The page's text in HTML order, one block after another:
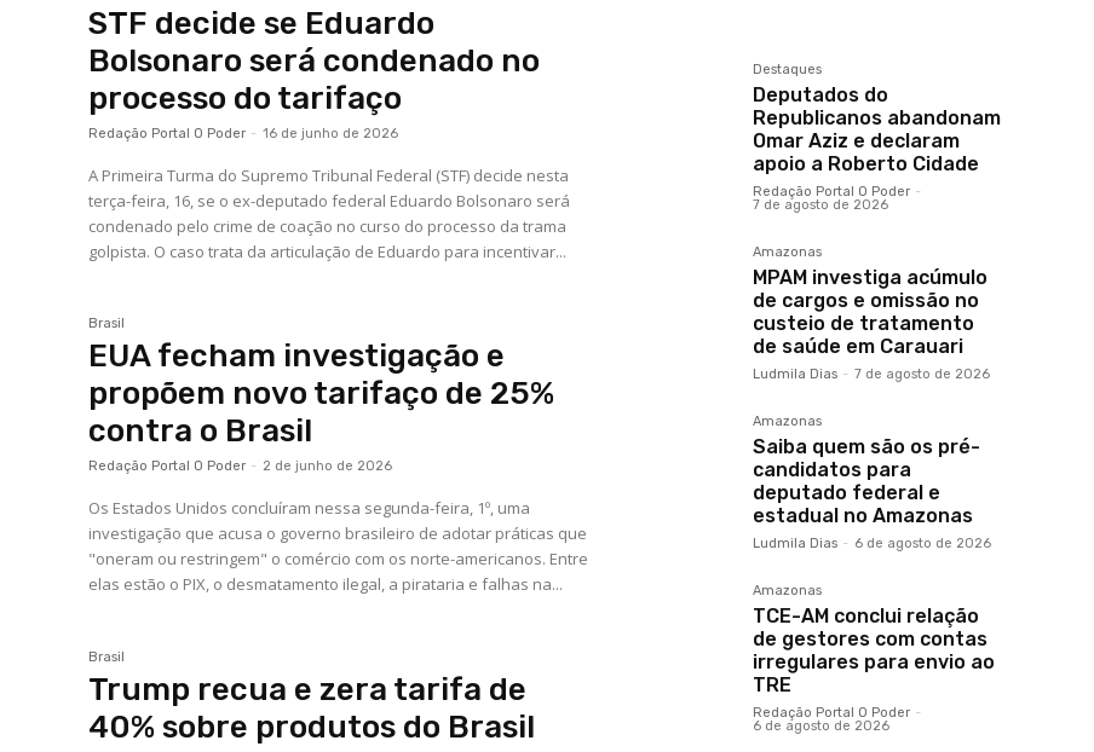
STF decide se Eduardo
Bolsonaro será condenado no
processo do tarifaço
Redação Portal O Poder - 16 de junho de 2026
A Primeira Turma do Supremo Tribunal Federal (STF) decide nesta
terça-feira, 16, se o ex-deputado federal Eduardo Bolsonaro será
condenado pelo crime de coação no curso do processo da trama
golpista. O caso trata da articulação de Eduardo para incentivar...
Brasil
EUA fecham investigação e
propõem novo tarifaço de 25%
contra o Brasil
Redação Portal O Poder - 2 de junho de 2026
Os Estados Unidos concluíram nessa segunda-feira, 1º, uma
investigação que acusa o governo brasileiro de adotar práticas que
"oneram ou restringem" o comércio com os norte-americanos. Entre
elas estão o PIX, o desmatamento ilegal, a pirataria e falhas na...
Brasil
Trump recua e zera tarifa de
40% sobre produtos do Brasil
Destaques
Deputados do
Republicanos abandonam
Omar Aziz e declaram
apoio a Roberto Cidade
Redação Portal O Poder -
7 de agosto de 2026
Amazonas
MPAM investiga acúmulo
de cargos e omissão no
custeio de tratamento
de saúde em Carauari
Ludmila Dias - 7 de agosto de 2026
Amazonas
Saiba quem são os pré-
candidatos para
deputado federal e
estadual no Amazonas
Ludmila Dias - 6 de agosto de 2026
Amazonas
TCE-AM conclui relação
de gestores com contas
irregulares para envio ao
TRE
Redação Portal O Poder -
6 de agosto de 2026